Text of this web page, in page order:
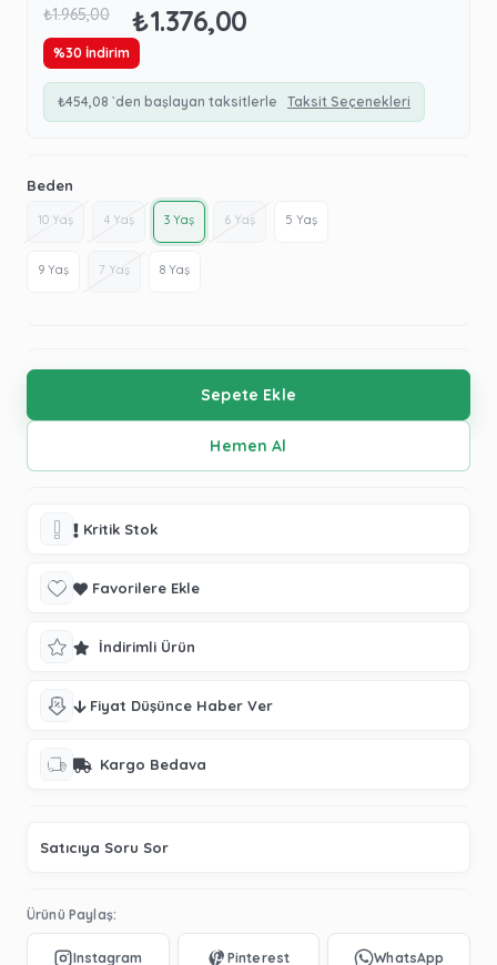
₺1.965,00 ₺1.376,00
%30 İndirim
₺454,08 `den başlayan taksitlerle Taksit Seçenekleri
Beden
10 Yaş 4 Yaş 3 Yaş 6 Yaş 5 Yaş
9 Yaş 7 Yaş 8 Yaş
Kritik Stok
Favorilere Ekle
İndirimli Ürün
Fiyat Düşünce Haber Ver
Kargo Bedava
Satıcıya Soru Sor
Ürünü Paylaş: